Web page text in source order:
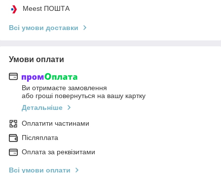
Meest ПОШТА
Всі умови доставки
Умови оплати
Ви отримаєте замовлення
або гроші повернуться на вашу картку
Детальніше
Оплатити частинами
Післяплата
Оплата за реквізитами
Всі умови оплати